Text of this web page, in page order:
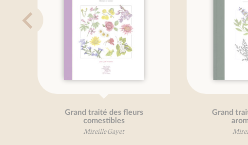
Grand traité des fleurs
comestibles
Mireille Gayet
Grand traité des
Mireille